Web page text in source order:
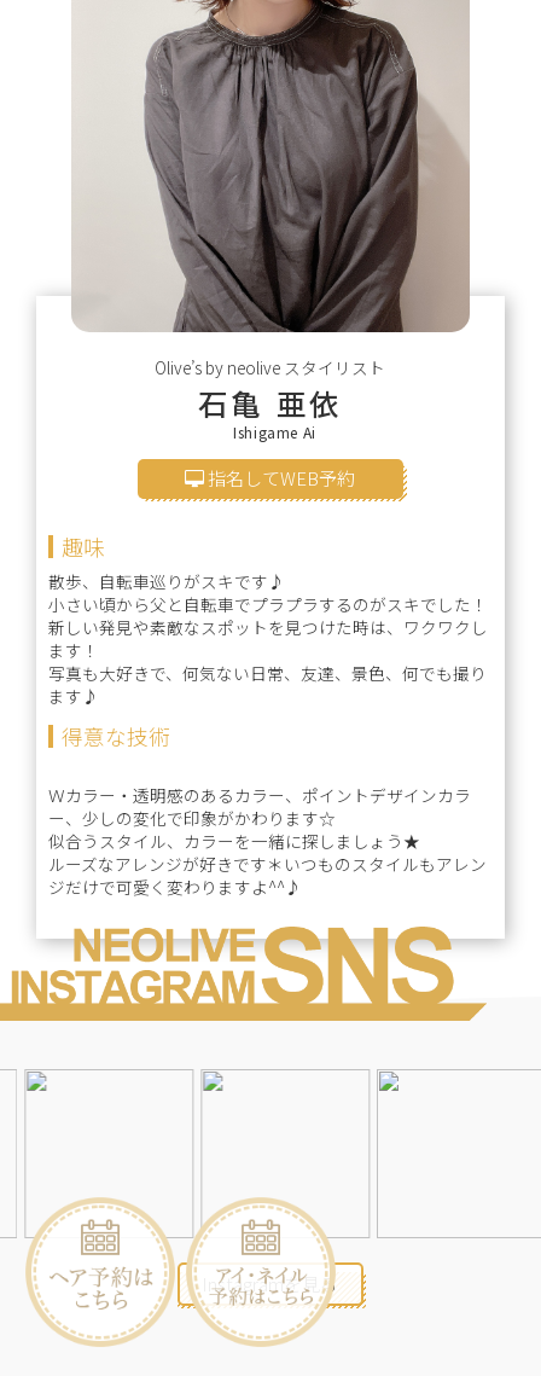
Olive’s by neolive スタイリスト
石亀 亜依
Ishigame Ai
指名してWEB予約
趣味
散歩、自転車巡りがスキです♪
小さい頃から父と自転車でプラプラするのがスキでした！
新しい発見や素敵なスポットを見つけた時は、ワクワクし
ます！
写真も大好きで、何気ない日常、友達、景色、何でも撮り
ます♪
得意な技術
Ｗカラー・透明感のあるカラー、ポイントデザインカラ
ー、少しの変化で印象がかわります☆
似合うスタイル、カラーを一緒に探しましょう★
ルーズなアレンジが好きです＊いつものスタイルもアレン
ジだけで可愛く変わりますよ^^♪
Instagramを見る